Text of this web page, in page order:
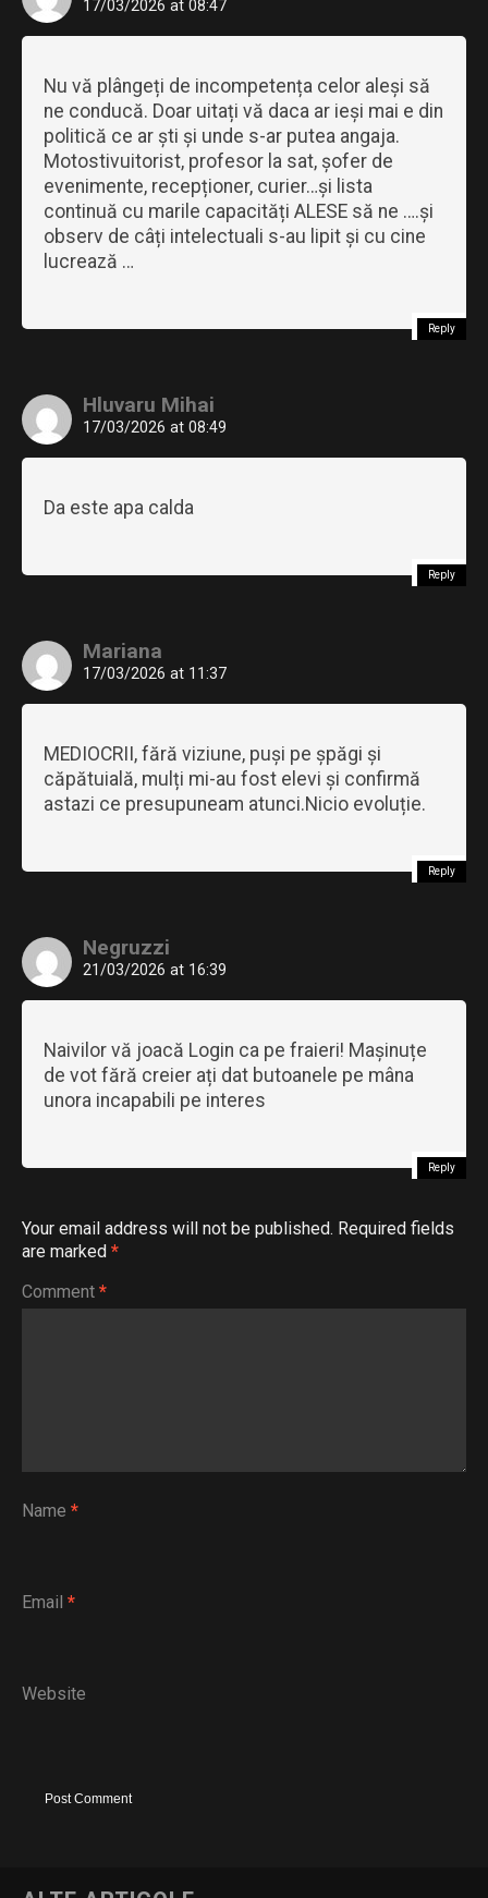
17/03/2026 at 08:47
Nu vă plângeți de incompetența celor aleși să
ne conducă. Doar uitați vă daca ar ieși mai e din
politică ce ar ști și unde s-ar putea angaja.
Motostivuitorist, profesor la sat, șofer de
evenimente, recepționer, curier…și lista
continuă cu marile capacități ALESE să ne ….și
observ de câți intelectuali s-au lipit și cu cine
lucrează …
Reply
Hluvaru Mihai
17/03/2026 at 08:49
Da este apa calda
Reply
Mariana
17/03/2026 at 11:37
MEDIOCRII, fără viziune, puși pe șpăgi și
căpătuială, mulți mi-au fost elevi și confirmă
astazi ce presupuneam atunci.Nicio evoluție.
Reply
Negruzzi
21/03/2026 at 16:39
Naivilor vă joacă Login ca pe fraieri! Mașinuțe
de vot fără creier ați dat butoanele pe mâna
unora incapabili pe interes
Reply
Your email address will not be published. Required fields
are marked *
Comment *
Name *
Email *
Website